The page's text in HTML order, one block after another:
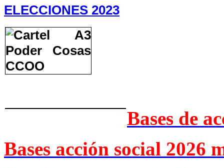
ELECCIONES 2023
Bases de
Bases acción social 2026